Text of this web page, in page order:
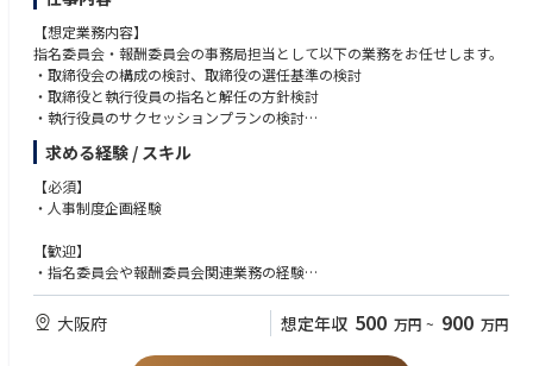
各エリアの最高責任者として、独自の地域特性を活かしたセンター運営や
組織創りに携わることができます。
【3】最先端AI/DX × オペレーションの知見
AI/DXのプロフェッショナルであるAI戦略統括部と共に、次世代のオペレー
ション体制を構築するスキルが身につきます。
▢将来のキャリアパス
各センターでの実績や変革への貢献度、意欲次第で、以下のようなステッ
年功序列ではなく、意思と成果を出した人材が正当に評価され、早期に重
要なポジションへ登用される文化です。
■統括センター長：複数拠点を束ね、エリア全体の戦略・P/Lを統括
■部長（ディレクター）：部門全体のトップとして事業を牽引
■経営幹部：全社の経営戦略・事業戦略の策定へ参画
【想定業務内容】
指名委員会・報酬委員会の事務局担当として以下の業務をお任せします。
・取締役会の構成の検討、取締役の選任基準の検討
・取締役と執行役員の指名と解任の方針検討
・執行役員のサクセッションプランの検討
・取締役と執行役員の報酬内容の決定方針の検討
・取締役と執行役員の株主総会に提案する報酬議案の原案検討
・取締役と執行役員の個人別報酬内容の検討
etc...
いただきます。
求める経験 / スキル
【必須】
・人事制度企画経験
【歓迎】
・指名委員会や報酬委員会関連業務の経験
・役員報酬制度、サクセッションプラン、役員向け研修などの経験
大阪府 想定年収 500 万円 ~ 900 万円